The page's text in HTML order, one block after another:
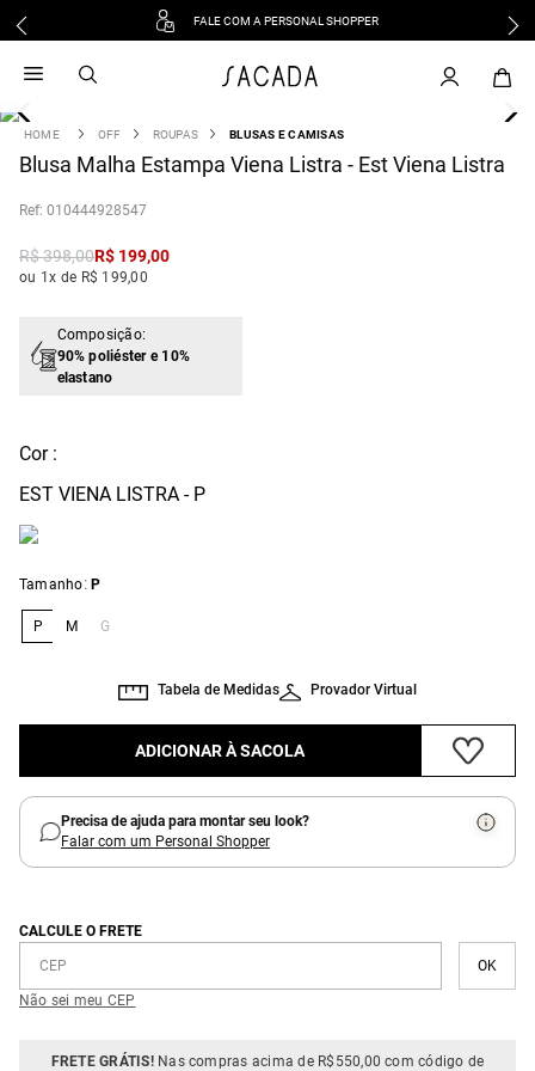
FALE COM A PERSONAL SHOPPER
OFF ROUPAS BLUSAS E CAMISAS
Blusa Malha Estampa Viena Listra - Est Viena Listra
: 010444928547
R$398,00R$ 199,00
ou 1x de R$ 199,00
Composição:
90% poliéster e 10%
elastano
Cor :
EST VIENA LISTRA - P
Tamanho: P
P M G
Provador Virtual
Tabela de Medidas
ADICIONAR À SACOLA
Precisa de ajuda para montar seu look?
Falar com um Personal Shopper
CALCULE O FRETE
Não sei meu CEP
FRETE GRÁTIS!Nas compras acima de R$550,00 com código de
vestido
3 º blusa
º tricot
º macacão
jeans
º camisa